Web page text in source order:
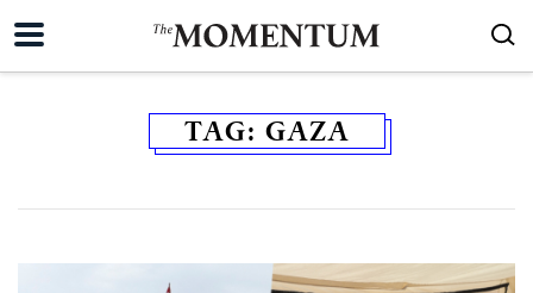
TAG: GAZA